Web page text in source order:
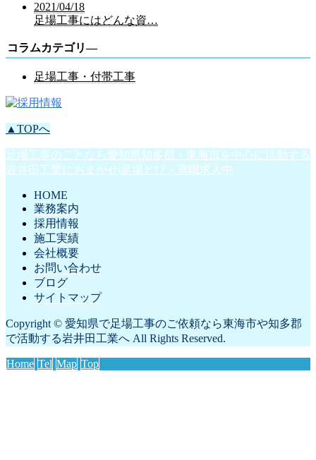
2021/04/18
足場工事にはどんな資…
コラムカテゴリ―
足場工事・付帯工事
▲TOPへ
足場工事のことなら愛知県知多郡・東海市を中心に活動する
岩井田工業におまかせ|足場とび・鳶職求人中
HOME
業務案内
採用情報
施工実績
会社概要
お問い合わせ
ブログ
サイトマップ
Copyright © 愛知県で足場工事のご依頼なら東海市や知多郡
で活動する岩井田工業へ All Rights Reserved.
Home Tel Map Top